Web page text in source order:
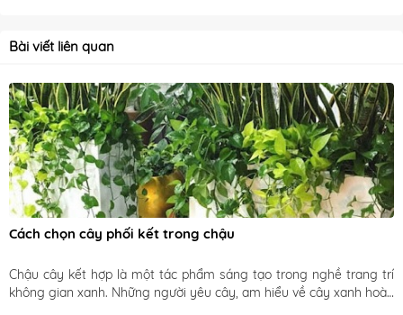
Bài viết liên quan
Cách chọn cây phối kết trong chậu
Chậu cây kết hợp là một tác phẩm sáng tạo trong nghề trang trí
không gian xanh. Những người yêu cây, am hiểu về cây xanh hoàn